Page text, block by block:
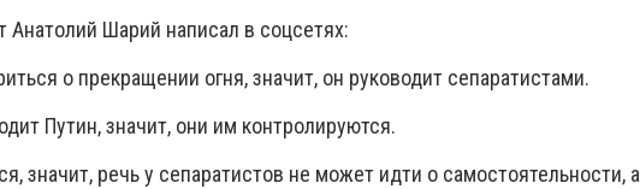
Анатолий Шарий написал в соцсетях:
о прекращении огня, значит, он руководит сепаратистами.
Путин, значит, они им контролируются.
значит, речь у сепаратистов не может идти о самостоятельности, а